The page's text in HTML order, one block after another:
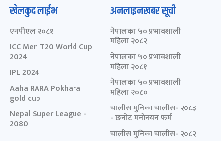
खेलकुद लाईभ
एनपीएल २०८१
ICC Men T20 World Cup
2024
IPL 2024
Aaha RARA Pokhara
gold cup
Nepal Super League -
2080
अनलाइनखबर सूची
नेपालका ५० प्रभावशाली
महिला २०८२
नेपालका ५० प्रभावशाली
महिला २०८१
नेपालका ५० प्रभावशाली
महिला २०८०
चालीस मुनिका चालीस- २०८३
- छनोट मनोनयन फर्म
चालीस मुनिका चालीस- २०८२